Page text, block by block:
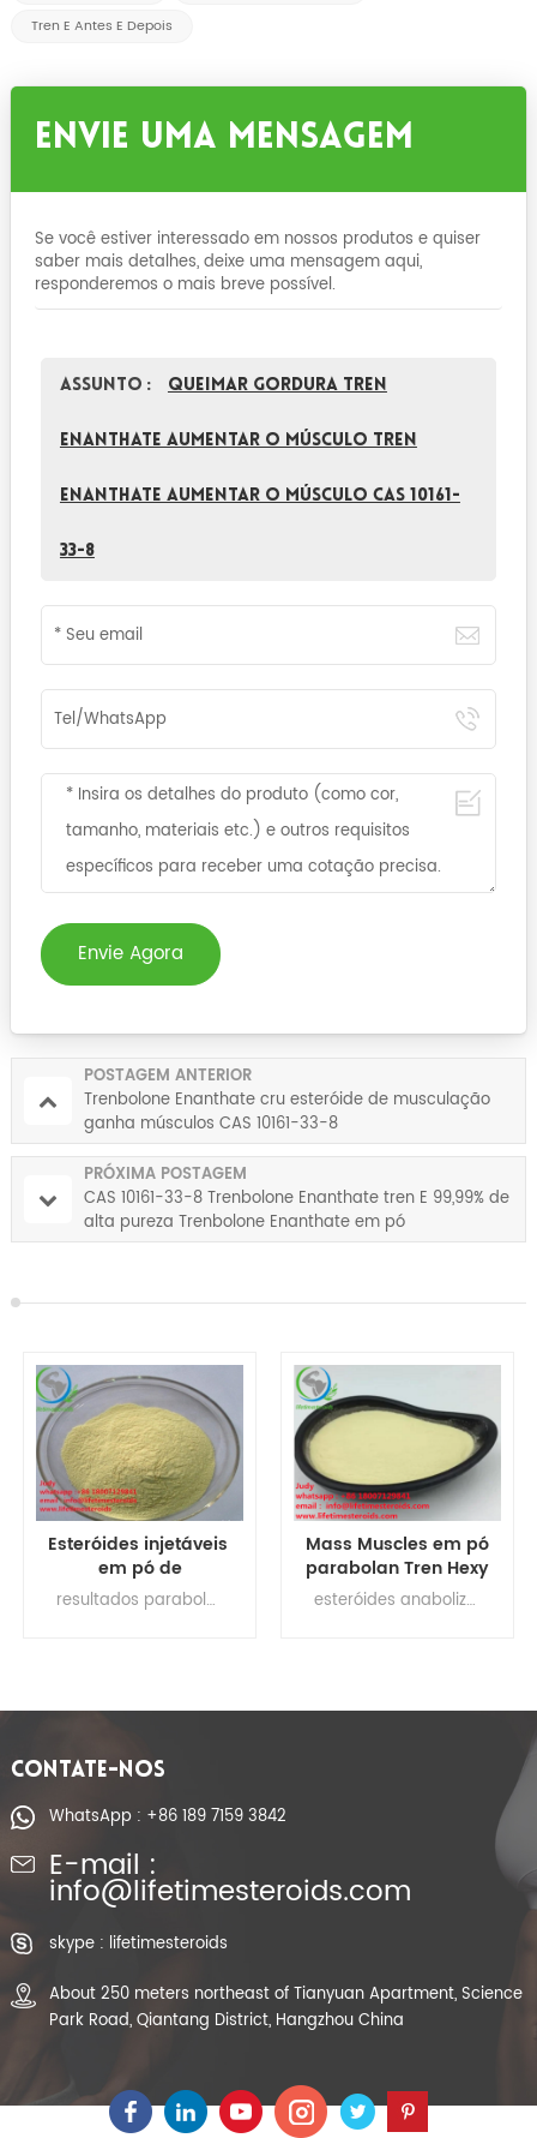
Tren E Antes E Depois
Envie Uma Mensagem
Se você estiver interessado em nossos produtos e quiser
saber mais detalhes, deixe uma mensagem aqui,
responderemos o mais breve possível.
Assunto : Queimar gordura tren
enanthate aumentar o músculo tren
enanthate aumentar o músculo CAS 10161-
33-8
Envie Agora
POSTAGEM ANTERIOR
Trenbolone Enanthate cru esteróide de musculação
ganha músculos CAS 10161-33-8
PRÓXIMA POSTAGEM
CAS 10161-33-8 Trenbolone Enanthate tren E 99,99% de
alta pureza Trenbolone Enanthate em pó
Mass Muscles em pó
parabolan Tren Hexy
Tren Hex Hormônio
Esteróide CAS
CAS 23454-33-3
Trenbolone
Hexahydrobenzyl
CONTATE-NOS
WhatsApp : +86 189 7159 3842
E-mail :
info@lifetimesteroids.com
skype : lifetimesteroids
About 250 meters northeast of Tianyuan Apartment, Science
Park Road, Qiantang District, Hangzhou China